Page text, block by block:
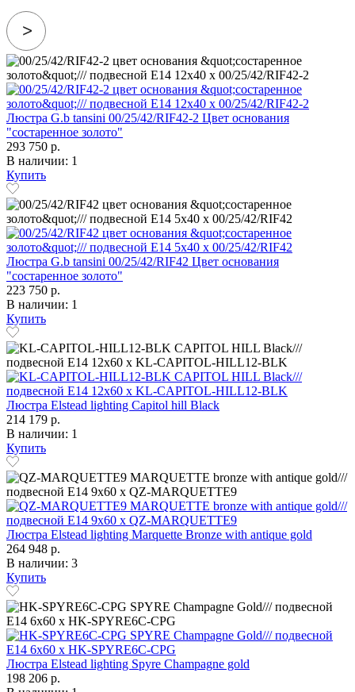
Люстра G.b tansini 00/25/42/RIF42-2 Цвет основания
"состаренное золото"
293 750 р.
В наличии: 1
Купить
Люстра G.b tansini 00/25/42/RIF42 Цвет основания
"состаренное золото"
223 750 р.
В наличии: 1
Купить
Люстра Elstead lighting Capitol hill Black
214 179 р.
В наличии: 1
Купить
Люстра Elstead lighting Marquette Bronze with antique gold
264 948 р.
В наличии: 3
Купить
Люстра Elstead lighting Spyre Champagne gold
198 206 р.